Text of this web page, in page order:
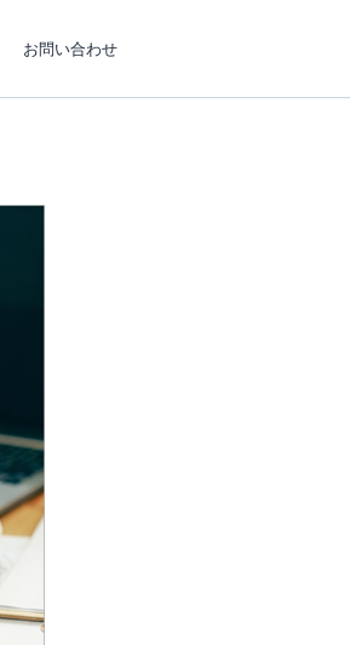
お問い合わせ